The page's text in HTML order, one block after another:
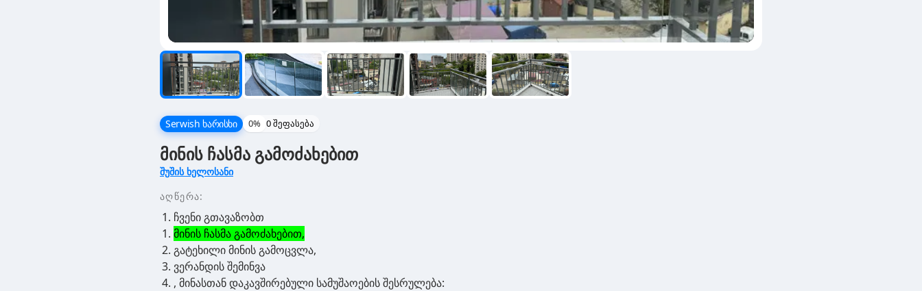
Serwish ხარისხი 0% 0შეფასება
მინის ჩასმა გამოძახებით
შუშის ხელოსანი
აღწერა:
ჩვენი გთავაზობთ
მინის ჩასმა გამოძახებით,
გატეხილი მინის გამოცვლა,
ვერანდის შემინვა
, მინასთან დაკავშირებული სამუშაოების შესრულება: